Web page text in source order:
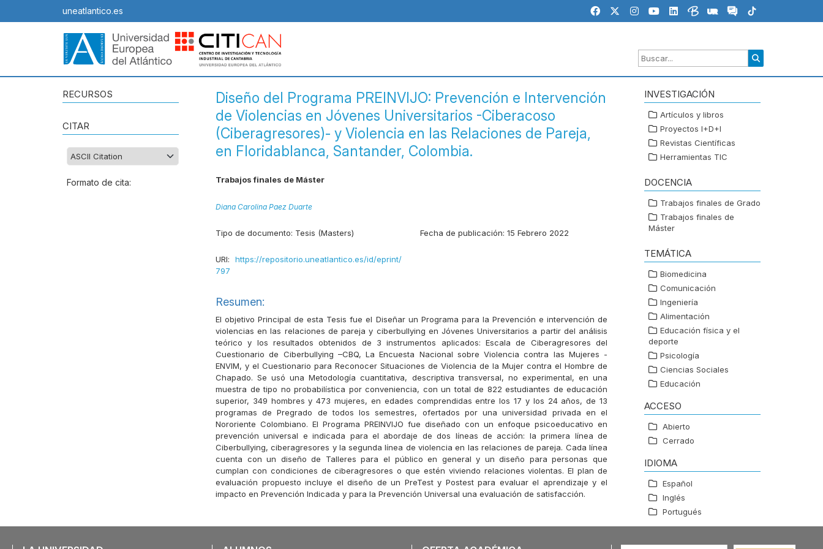
uneatlantico.es
RECURSOS
CITAR
Formato de cita:
Diseño del Programa PREINVIJO: Prevención e Intervención
de Violencias en Jóvenes Universitarios -Ciberacoso
(Ciberagresores)- y Violencia en las Relaciones de Pareja,
en Floridablanca, Santander, Colombia.
Trabajos finales de Máster
Diana Carolina Paez Duarte
Tipo de documento: Tesis (Masters) Fecha de publicación: 15 Febrero 2022
URI: https://repositorio.uneatlantico.es/id/eprint/
797
Resumen:
El objetivo Principal de esta Tesis fue el Diseñar un Programa para la Prevención e intervención de
violencias en las relaciones de pareja y ciberbullying en Jóvenes Universitarios a partir del análisis
teórico y los resultados obtenidos de 3 instrumentos aplicados: Escala de Ciberagresores del
Cuestionario de Ciberbullying –CBQ, La Encuesta Nacional sobre Violencia contra las Mujeres -
ENVIM, y el Cuestionario para Reconocer Situaciones de Violencia de la Mujer contra el Hombre de
Chapado. Se usó una Metodología cuantitativa, descriptiva transversal, no experimental, en una
muestra de tipo no probabilística por conveniencia, con un total de 822 estudiantes de educación
superior, 349 hombres y 473 mujeres, en edades comprendidas entre los 17 y los 24 años, de 13
programas de Pregrado de todos los semestres, ofertados por una universidad privada en el
Nororiente Colombiano. El Programa PREINVIJO fue diseñado con un enfoque psicoeducativo en
prevención universal e indicada para el abordaje de dos líneas de acción: la primera línea de
Ciberbullying, ciberagresores y la segunda línea de violencia en las relaciones de pareja. Cada línea
cuenta con un diseño de Talleres para el público en general y un diseño para personas que
cumplan con condiciones de ciberagresores o que estén viviendo relaciones violentas. El plan de
evaluación propuesto incluye el diseño de un PreTest y Postest para evaluar el aprendizaje y el
impacto en Prevención Indicada y para la Prevención Universal una evaluación de satisfacción.
INVESTIGACIÓN
Artículos y libros
Proyectos I+D+I
Revistas Científicas
Herramientas TIC
DOCENCIA
Trabajos finales de Grado
Trabajos finales de
Máster
TEMÁTICA
Biomedicina
Comunicación
Ingeniería
Alimentación
Educación física y el
deporte
Psicología
Ciencias Sociales
Educación
ACCESO
Abierto
Cerrado
IDIOMA
Español
Inglés
Portugués